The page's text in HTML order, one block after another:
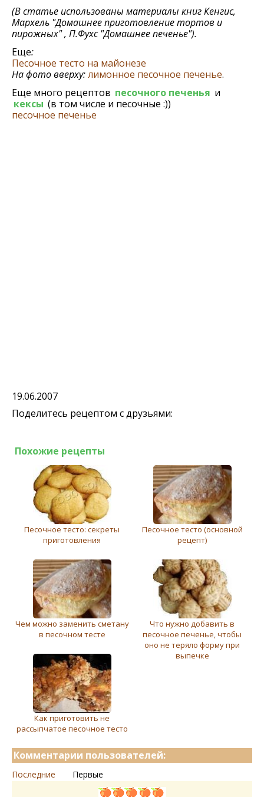
(В статье использованы материалы книг Кенгис,
Мархель "Домашнее приготовление тортов и
пирожных" , П.Фухс "Домашнее печенье").
Еще:
Песочное тесто на майонезе
На фото вверху:лимонное песочное печенье.
Еще много рецептов песочного печенья и
кексы (в том числе и песочные :))
песочное печенье
19.06.2007
Поделитесь рецептом с друзьями:
Похожие рецепты
Песочное тесто: секреты
приготовления
Песочное тесто (основной
рецепт)
Чем можно заменить сметану
в песочном тесте
Что нужно добавить в
песочное печенье, чтобы
оно не теряло форму при
выпечке
Как приготовить не
рассыпчатое песочное тесто
Комментарии пользователей:
Последние Первые